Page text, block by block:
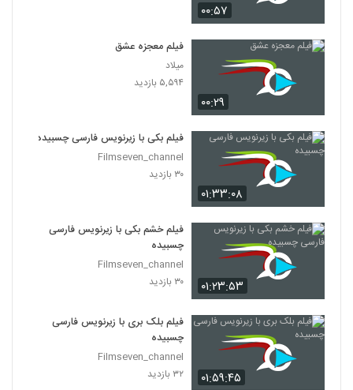
۰۰:۵۷
۰۰:۲۹
فیلم معجزه عشق
میلاد
۵,۵۹۴ بازدید
۰۱:۳۳:۰۸
فیلم بکی با زیرنویس فارسی چسبیده
Filmseven_channel
۳۰ بازدید
۰۱:۲۳:۵۳
فیلم خشم بکی با زیرنویس فارسی
چسبیده
Filmseven_channel
۳۰ بازدید
۰۱:۵۹:۴۵
فیلم بلک بری با زیرنویس فارسی
چسبیده
Filmseven_channel
۳۲ بازدید